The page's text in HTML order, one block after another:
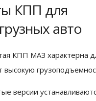
КПП для
авто
КПП МАЗ характерна
высокую
версии